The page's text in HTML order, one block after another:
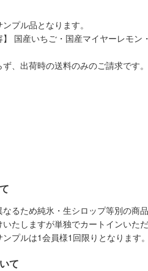
プル品となります。
】 国産いちご・国産マイヤーレモ
、出荷時の送料のみのご請求です
なるため純氷・生シロップ等別の
たしますが単独でカートインいた
ンプルは1会員様1回限りとなります
て